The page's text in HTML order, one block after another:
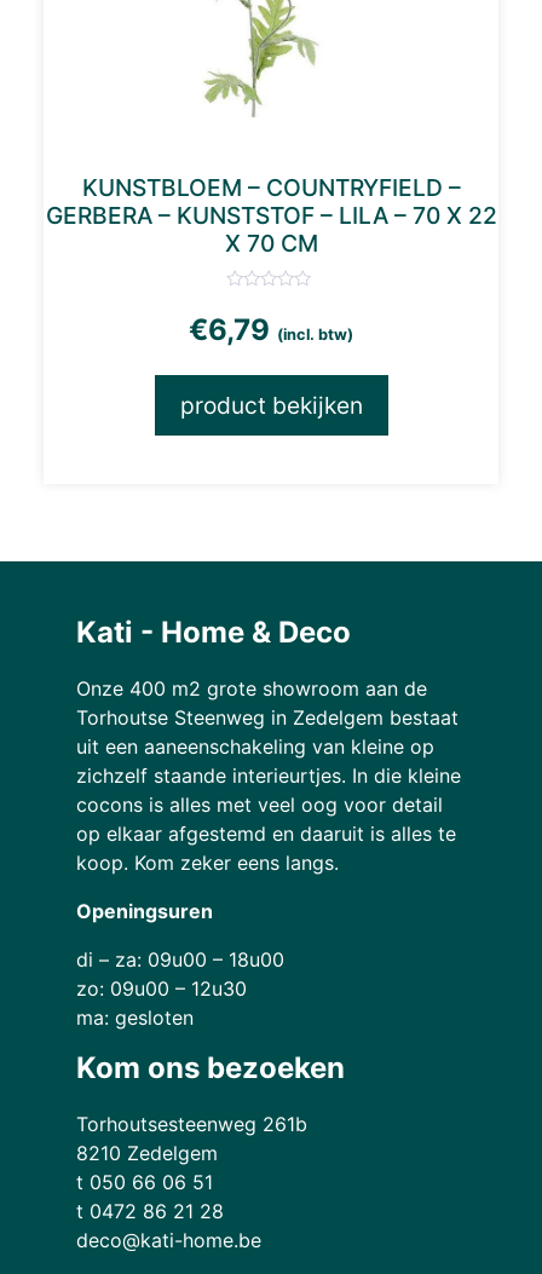
KUNSTBLOEM – COUNTRYFIELD –
GERBERA – KUNSTSTOF – LILA – 70 X 22
X 70 CM
€6,79 (incl. btw)
product bekijken
Kati - Home & Deco
Onze 400 m2 grote showroom aan de
Torhoutse Steenweg in Zedelgem bestaat
uit een aaneenschakeling van kleine op
zichzelf staande interieurtjes. In die kleine
cocons is alles met veel oog voor detail
op elkaar afgestemd en daaruit is alles te
koop. Kom zeker eens langs.
Openingsuren
di – za: 09u00 – 18u00
zo: 09u00 – 12u30
ma: gesloten
Kom ons bezoeken
Torhoutsesteenweg 261b
8210 Zedelgem
t 050 66 06 51
t 0472 86 21 28
deco@kati-home.be